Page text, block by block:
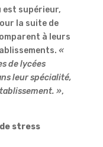
est supérieur,
la suite de
à leurs
«
de lycées
leur spécialité,
»,
stress